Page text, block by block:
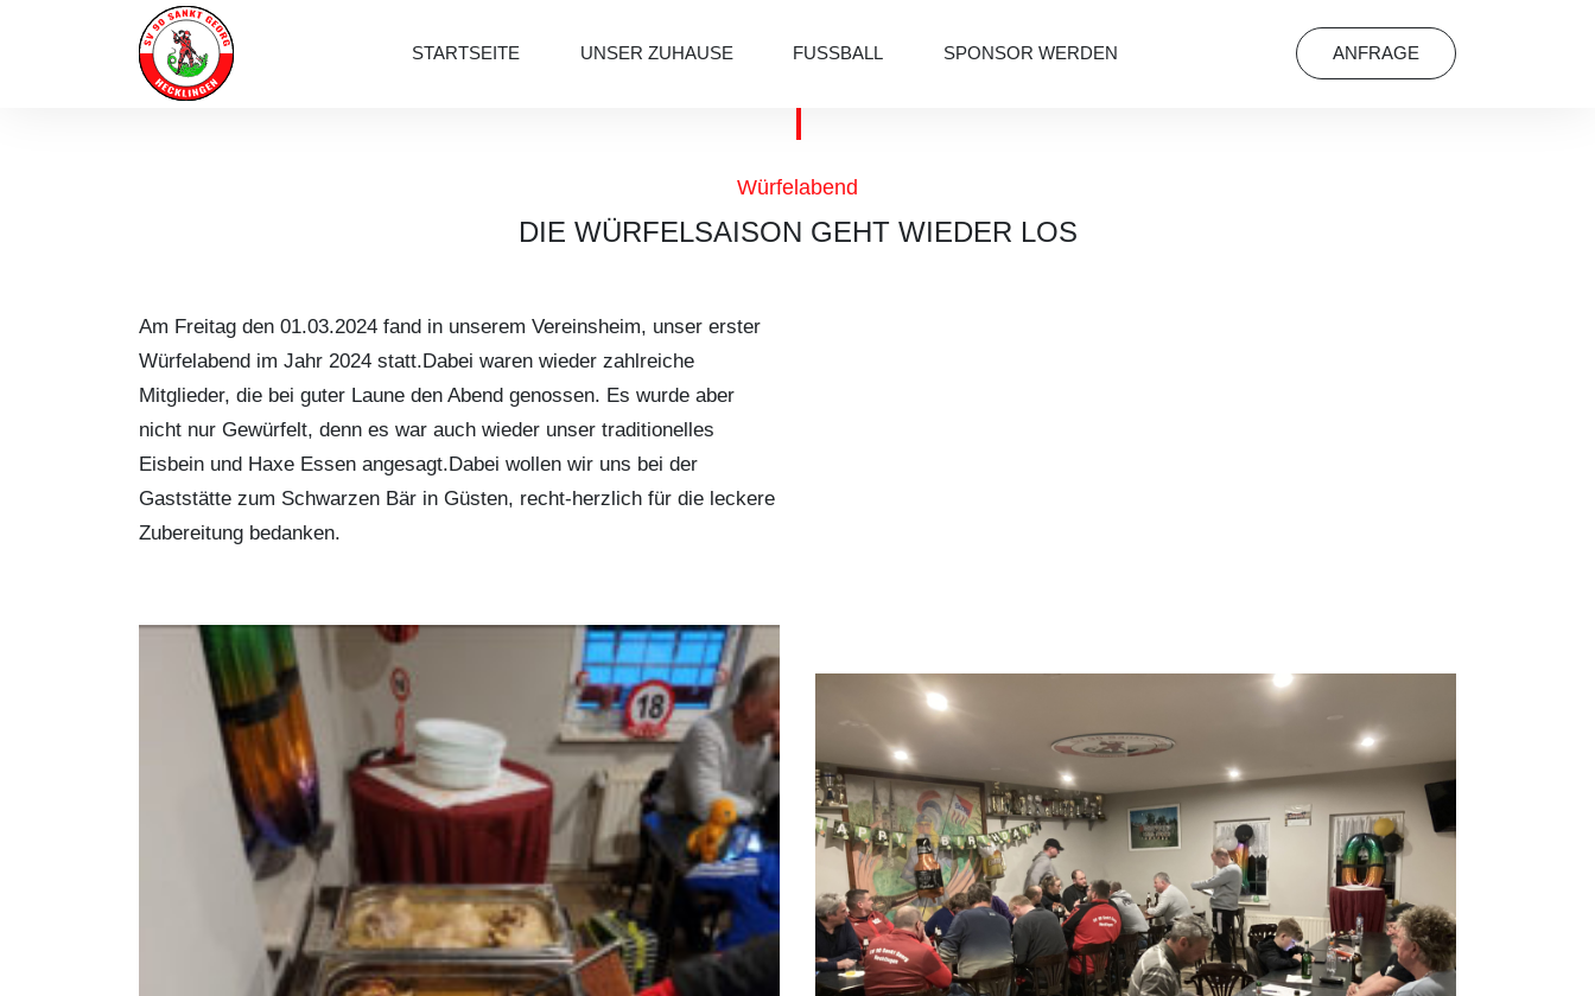
STARTSEITE UNSER ZUHAUSE FUSSBALL SPONSOR WERDEN ANFRAGE
Würfelabend
DIE WÜRFELSAISON GEHT WIEDER LOS
Am Freitag den 01.03.2024 fand in unserem Vereinsheim, unser erster
Würfelabend im Jahr 2024 statt.Dabei waren wieder zahlreiche
Mitglieder, die bei guter Laune den Abend genossen. Es wurde aber
nicht nur Gewürfelt, denn es war auch wieder unser traditionelles
Eisbein und Haxe Essen angesagt.Dabei wollen wir uns bei der
Gaststätte zum Schwarzen Bär in Güsten, recht-herzlich für die leckere
Zubereitung bedanken.